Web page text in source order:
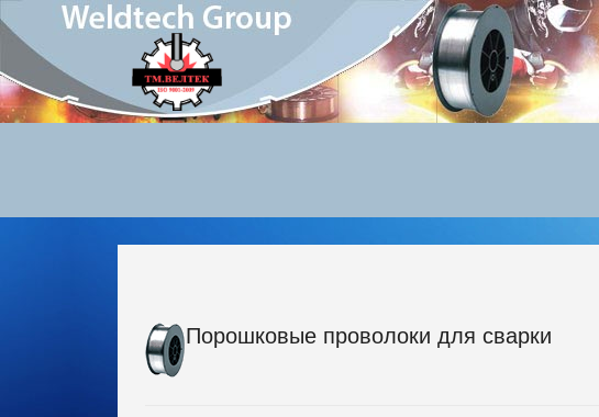
Порошковые проволоки для сварки